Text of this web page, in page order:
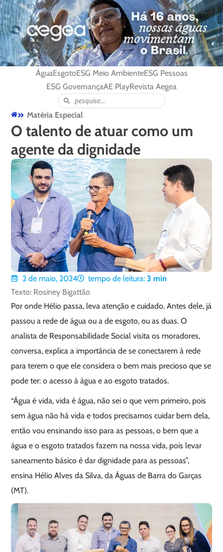
ÁguaEsgotoESG Meio AmbienteESG Pessoas
ESG GovernançaAE PlayRevista Aegea
Matéria Especial
O talento de atuar como um
agente da dignidade
2 de maio, 2024 tempo de leitura: 3 min
Texto: Rosiney Bigattão
Por onde Hélio passa, leva atenção e cuidado. Antes dele, já
passou a rede de água ou a de esgoto, ou as duas. O
analista de Responsabilidade Social visita os moradores,
conversa, explica a importância de se conectarem à rede
para terem o que ele considera o bem mais precioso que se
pode ter: o acesso à água e ao esgoto tratados.
“Água é vida, vida é água, não sei o que vem primeiro, pois
sem água não há vida e todos precisamos cuidar bem dela,
então vou ensinando isso para as pessoas, o bem que a
água e o esgoto tratados fazem na nossa vida, pois levar
saneamento básico é dar dignidade para as pessoas”,
ensina Hélio Alves da Silva, da Águas de Barra do Garças
(MT).